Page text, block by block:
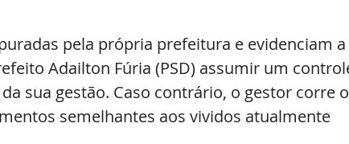
pela própria prefeitura e evidenciam a
Adailton Fúria (PSD) assumir um
sua gestão. Caso contrário, o gestor corre o
semelhantes aos vividos atualmente